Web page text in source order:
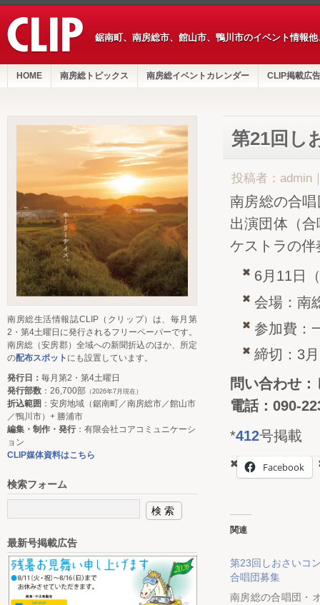
鋸南町、南房総市、館山市、鴨川市のイベント情報
HOME 南房総トピックス 南房総イベントカレンダー CLIP掲載広告
第21回し
投稿者：admin
南房総の合
出演団体（
ケストラの
6月11日
会場：南
参加費：
締切：3
問い合わせ
電話：090-
*412号掲載
Facebook
関連
第23回しおさいコ
合唱団募集
南房総の合唱団・
南房総生活情報誌CLIP（クリップ）は、毎月第
2・第4土曜日に発行されるフリーペーパーです。
南房総（安房郡）全域への新聞折込のほか、所定
の配布スポット にも設置しています。
発行日： 毎月第2・第4土曜日
発行部数 ：26,700部 （2026年7月現在）
折込範囲 ：安房地域（鋸南町／南房総市／館山市
／鴨川市）+ 勝浦市
編集・制作・発行：有限会社コアコミュニケーシ
ョン
CLIP媒体資料はこちら
検索フォーム
最新号掲載広告